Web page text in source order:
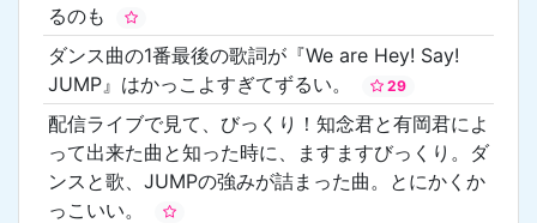
るのも
ダンス曲の1番最後の歌詞が『We are Hey! Say!
JUMP』はかっこよすぎてずるい。
29
配信ライブで見て、びっくり！知念君と有岡君によ
って出来た曲と知った時に、ますますびっくり。ダ
ンスと歌、JUMPの強みが詰まった曲。とにかくか
っこいい。